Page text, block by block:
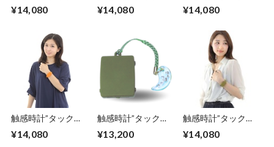
振動の数で時刻がわ
リンブルー(沖縄、
日本最南端の島 波
照間島のニシ浜の海
の色）
¥14,080
振動の数で時刻がわ
い海の色）
¥14,080
振動の数で時刻がわ
¥14,080
触感時計”タックタ
振動の数で時刻がわ
¥14,080
触感時計”タックタ
型 振動の数で時刻
¥13,200
触感時計”タックタ
振動の数で時刻がわ
¥14,080